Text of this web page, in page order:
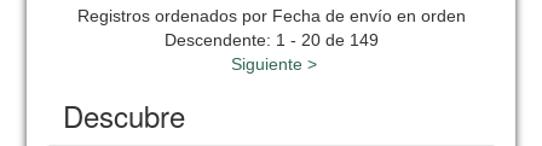
Registros ordenados por Fecha de envío en orden
Descendente: 1 - 20 de 149
Siguiente >
Descubre